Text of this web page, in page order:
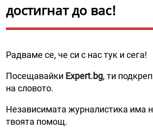
достигнат до вас!
Радваме се, че си с нас тук и сега!
Посещавайки Expert.bg, ти
на словото.
Независимата журналистика има
твоята помощ.